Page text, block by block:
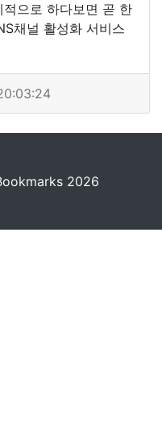
으로 하다보면 곧 한
채널 활성화 서비스
2026